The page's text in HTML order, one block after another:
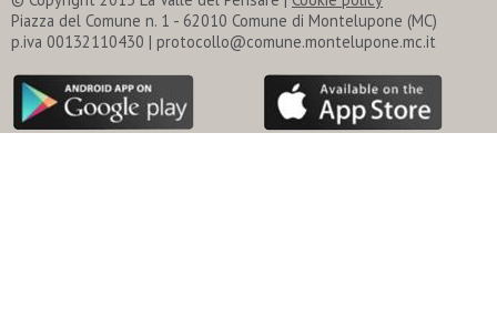
Piazza del Comune n. 1 - 62010 Comune di Montelupone (MC)
p.iva 00132110430 | protocollo@comune.montelupone.mc.it